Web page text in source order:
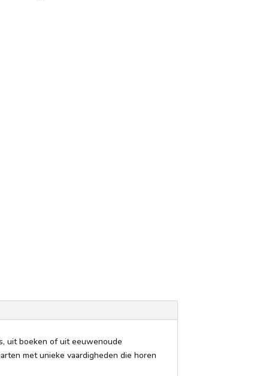
uit boeken of uit eeuwenoude
met unieke vaardigheden die horen